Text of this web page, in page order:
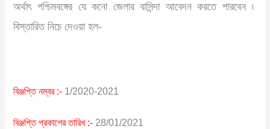
অর্থাৎ পশ্চিমবঙ্গের যে কনো জেলার বাসিন্দা আবেদন করতে পারবেন ৷
বিস্তারিত নিচে দেওয়া হল-
বিঞ্জপ্তি নম্বর :- 1/2020-2021
বিঞ্জপ্তি প্রকাশের তারিখ :- 28/01/2021